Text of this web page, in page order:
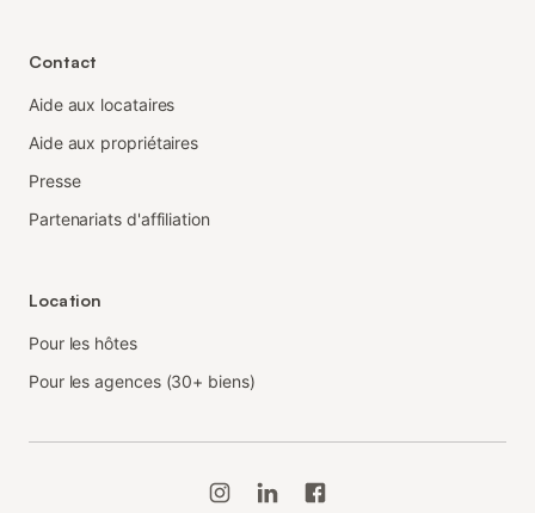
Contact
Aide aux locataires
Aide aux propriétaires
Presse
Partenariats d'affiliation
Location
Pour les hôtes
Pour les agences (30+ biens)